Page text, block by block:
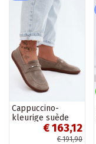
Cappuccino-
kleurige suède
mocassins
Barefoot Zazoo
€ 163,12
€ 191,90